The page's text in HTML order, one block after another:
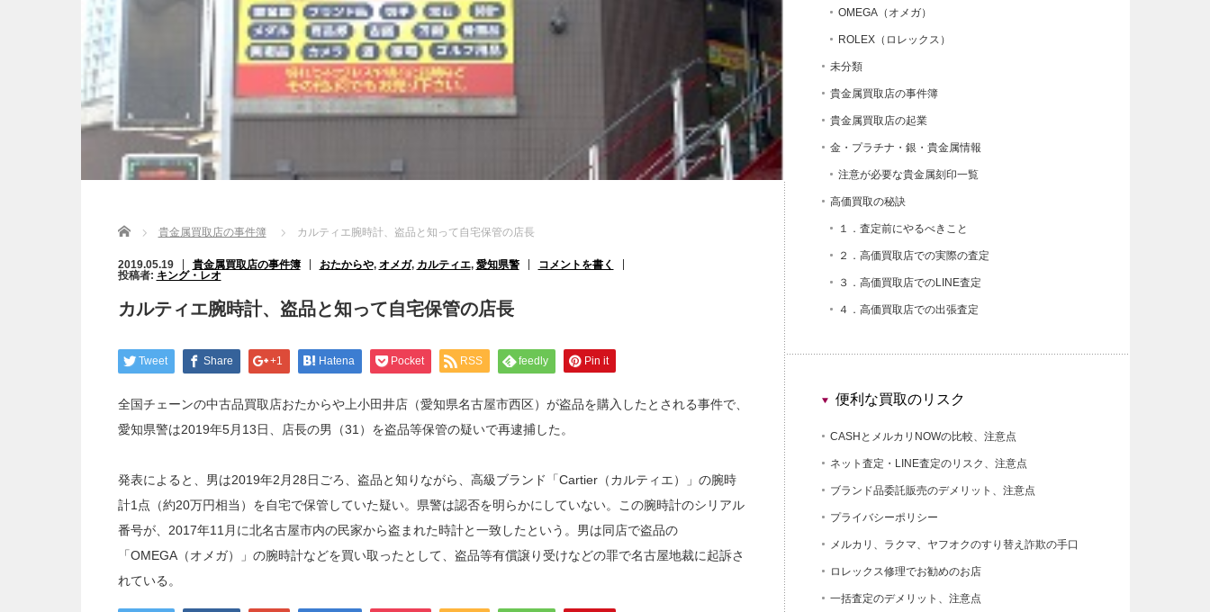
Home 貴金属買取店の事件簿 カルティエ腕時計、盗品と知って自宅保管の店長
2019.05.19 貴金属買取店の事件簿 おたからや, オメガ, カルティエ, 愛知県警
コメントを書く
投稿者: キング・レオ
カルティエ腕時計、盗品と知って自宅保管の店長
Tweet Share +1 Hatena Pocket RSS feedly Pin it
全国チェーンの中古品買取店おたからや上小田井店（愛知県名古屋市西区）が盗品を購入したとされる事件で、
愛知県警は2019年5月13日、店長の男（31）を盗品等保管の疑いで再逮捕した。
発表によると、男は2019年2月28日ごろ、盗品と知りながら、高級ブランド「Cartier（カルティエ）」の腕時
計1点（約20万円相当）を自宅で保管していた疑い。県警は認否を明らかにしていない。この腕時計のシリアル
番号が、2017年11月に北名古屋市内の民家から盗まれた時計と一致したという。男は同店で盗品の
「OMEGA（オメガ）」の腕時計などを買い取ったとして、盗品等有償譲り受けなどの罪で名古屋地裁に起訴さ
れている。
OMEGA（オメガ）
ROLEX（ロレックス）
未分類
貴金属買取店の事件簿
貴金属買取店の起業
金・プラチナ・銀・貴金属情報
注意が必要な貴金属刻印一覧
高価買取の秘訣
１．査定前にやるべきこと
２．高価買取店での実際の査定
３．高価買取店でのLINE査定
４．高価買取店での出張査定
便利な買取のリスク
CASHとメルカリNOWの比較、注意点
ネット査定・LINE査定のリスク、注意点
ブランド品委託販売のデメリット、注意点
プライバシーポリシー
メルカリ、ラクマ、ヤフオクのすり替え詐欺の手口
ロレックス修理でお勧めのお店
一括査定のデメリット、注意点